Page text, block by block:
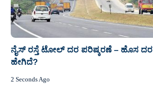
ನೈಸ್‌ ರಸ್ತೆ ಟೋಲ್‌ ದರ ಪರಿಷ್ಕರಣೆ – ಹೊಸ ದರ
ಹೇಗಿದೆ?
2 Seconds Ago